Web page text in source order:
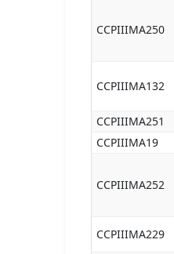
CCPIIIMA250
CCPIIIMA132
CCPIIIMA251
CCPIIIMA19
CCPIIIMA252
CCPIIIMA229